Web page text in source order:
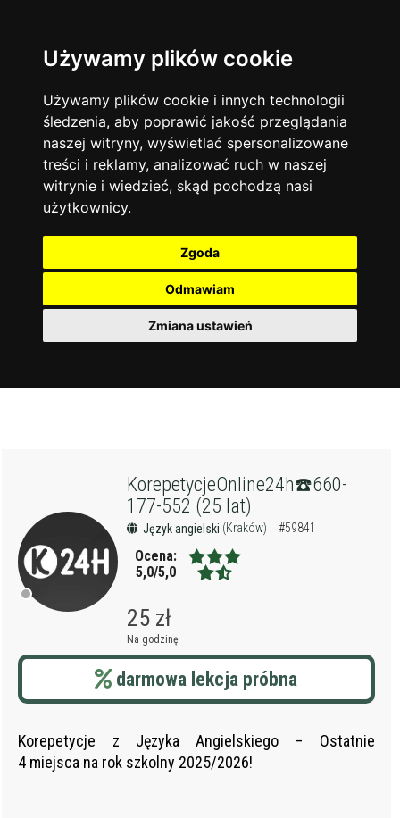
Używamy plików cookie
Używamy plików cookie i innych technologii
śledzenia, aby poprawić jakość przeglądania
naszej witryny, wyświetlać spersonalizowane
treści i reklamy, analizować ruch w naszej
witrynie i wiedzieć, skąd pochodzą nasi
użytkownicy.
Zgoda
Odmawiam
Zmiana ustawień
Język angielski 13744
Matematyka 12929
Chemia 4886
Język niemiecki 4307
Język polski 3426
Fizyka
Język francuski
Warszawa
Korepetycje
Online
14839
Kraków 7753
Wrocław
Łódź 3513
Gdańsk 2075
KorepetycjeOnline24h☎️660-
177-552 (25 lat)
Język angielski (Kraków) #59841
Ocena:
5,0/5,0
25 zł
Na godzinę
darmowa lekcja próbna
Korepetycje z Języka Angielskiego – Ostatnie
4 miejsca na rok szkolny 2025/2026!